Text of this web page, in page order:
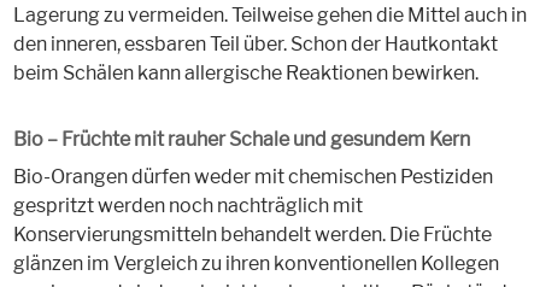
Lagerung zu vermeiden. Teilweise gehen die Mittel auch in
den inneren, essbaren Teil über. Schon der Hautkontakt
beim Schälen kann allergische Reaktionen bewirken.
Bio – Früchte mit rauher Schale und gesundem Kern
Bio-Orangen dürfen weder mit chemischen Pestiziden
gespritzt werden noch nachträglich mit
Konservierungsmitteln behandelt werden. Die Früchte
glänzen im Vergleich zu ihren konventionellen Kollegen